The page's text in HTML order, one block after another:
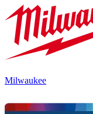
Milwaukee